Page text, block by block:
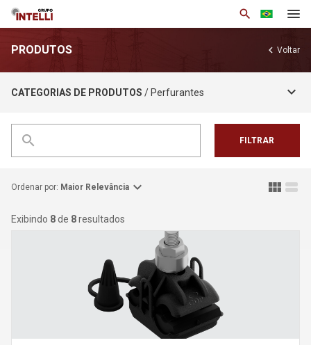
search
Institucional
Produtos
Soluções
Trabalhe Conosco
Porarrow_drop_down
PRODUTOS chevron_left Voltar
CATEGORIAS DE PRODUTOS / Perfurantes keyboard_arrow_down
search FILTRAR
Exibindo 8de 8resultados
view_module view_stream
Ordenar por: Maior Relevância expand_more